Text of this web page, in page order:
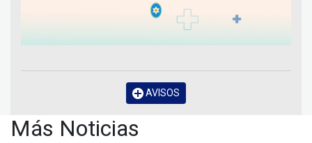
AVISOS
Más Noticias